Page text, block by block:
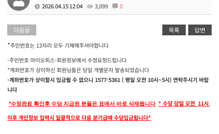
2026.04.15 12:04 3,099 0
다음글 목록 답변
*주민번호는 13자리 모두 기재해주셔야합니다
-주민번호 마이오피스-회원정보에서 수정요청드립니다
*계좌번호가 상이하신 회원님들은 당일 개별문자 발송되었습니다
-계좌번호가 상이할시 입금될 수 없으니 1577-5361 ( 평일 오전 10시~5시) 연락주시기 바랍
니다
*수정완료 확인후 수당 지급된 분들은 표에서 바로 삭제됩니다 * 수당 당일 오전 11시
이후 개인정보 입력시 일괄적으로 다음 분기급때 수당입금됩니다*